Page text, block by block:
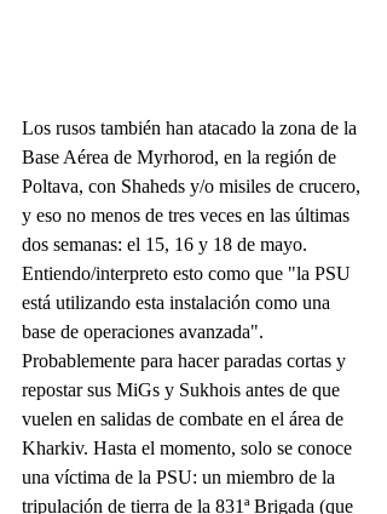
Los rusos también han atacado la zona de la
Base Aérea de Myrhorod, en la región de
Poltava, con Shaheds y/o misiles de crucero,
y eso no menos de tres veces en las últimas
dos semanas: el 15, 16 y 18 de mayo.
Entiendo/interpreto esto como que "la PSU
está utilizando esta instalación como una
base de operaciones avanzada".
Probablemente para hacer paradas cortas y
repostar sus MiGs y Sukhois antes de que
vuelen en salidas de combate en el área de
Kharkiv. Hasta el momento, solo se conoce
una víctima de la PSU: un miembro de la
tripulación de tierra de la 831ª Brigada (que